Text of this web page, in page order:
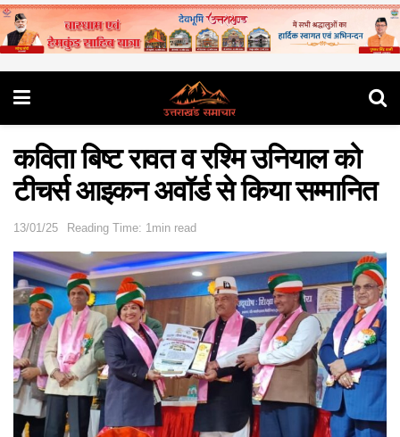
कविता बिष्ट रावत व रश्मि उनियाल को
टीचर्स आइकन अवॉर्ड से किया सम्मानित
13/01/25 Reading Time: 1min read